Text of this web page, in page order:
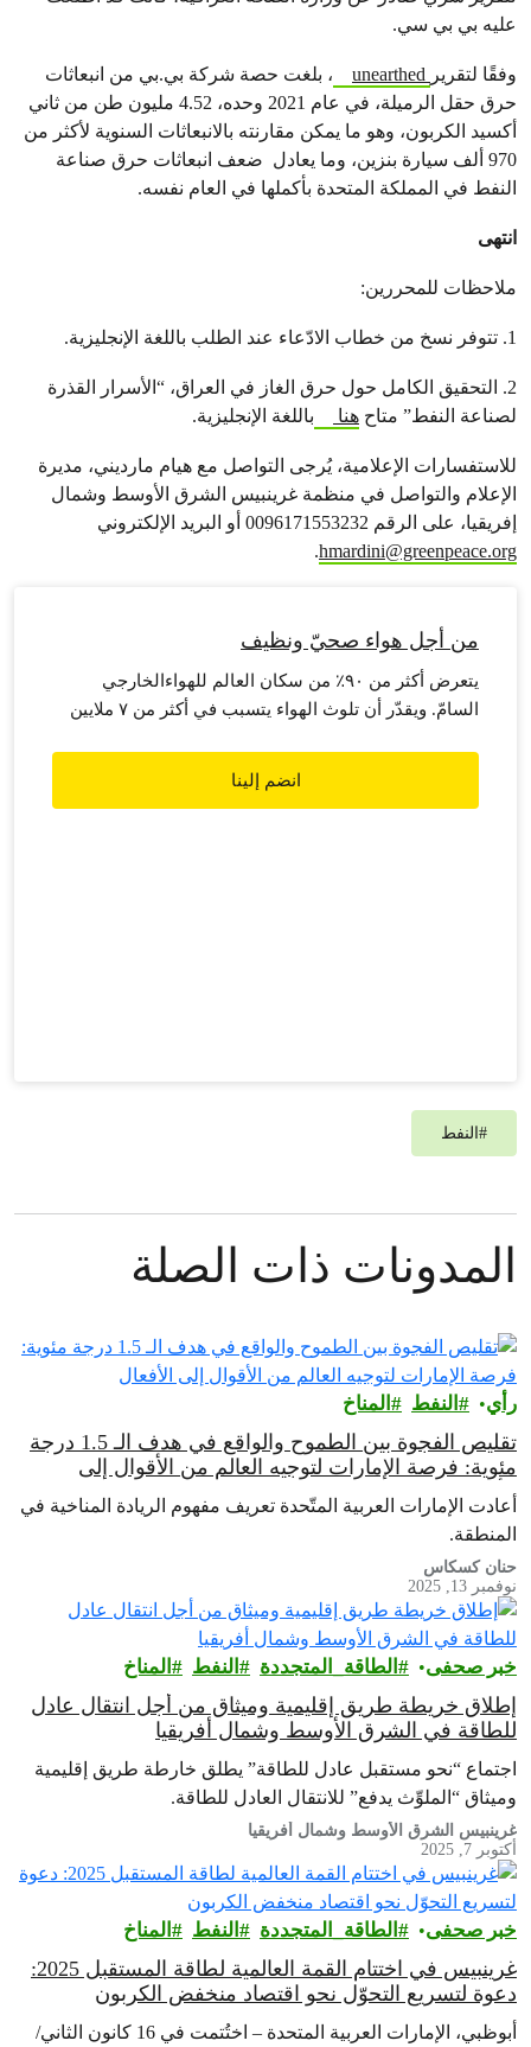
عليه بي بي سي.
وفقًا لتقرير
، بلغت حصة شركة بي.بي من انبعاثات
حرق حقل الرميلة، في عام 2021 وحده، 4.52 مليون طن من ثاني
أكسيد الكربون، وهو ما يمكن مقارنته بالانبعاثات السنوية لأكثر من
970 ألف سيارة بنزين، وما يعادل ضعف انبعاثات حرق صناعة
النفط في المملكة المتحدة بأكملها في العام نفسه.
انتهى
ملاحظات للمحررين:
1. تتوفر نسخ من خطاب الادّعاء عند الطلب باللغة الإنجليزية.
2. التحقيق الكامل حول حرق الغاز في العراق، “الأسرار القذرة
لصناعة النفط” متاح هنا باللغة الإنجليزية.
للاستفسارات الإعلامية، يُرجى التواصل مع هيام مارديني، مديرة
الإعلام والتواصل في منظمة غرينبيس الشرق الأوسط وشمال
إفريقيا، على الرقم 0096171553232 أو البريد الإلكتروني
hmardini@greenpeace.org
.
من أجل هواء صحيّ ونظيف
يتعرض أكثر من ٩٠٪ من سكان العالم للهواءالخارجي
السامّ. ويقدّر أن تلوث الهواء يتسبب في أكثر من ٧ ملايين
انضم إلينا
# النفط
المدونات ذات الصلة
رأي‎ النفط المناخ
تقليص الفجوة بين الطموح والواقع في هدف الـ 1.5 درجة
مئوية: فرصة الإمارات لتوجيه العالم من الأقوال إلى
الأفعال
أعادت الإمارات العربية المتّحدة تعريف مفهوم الريادة المناخية في
المنطقة.
حنان كسكاس
نوفمبر 13, 2025
خبر صحفى الطاقة_المتجددة النفط المناخ
إطلاق خريطة طريق إقليمية وميثاق من أجل انتقال عادل
للطاقة في الشرق الأوسط وشمال أفريقيا
اجتماع “نحو مستقبل عادل للطاقة” يطلق خارطة طريق إقليمية
وميثاق “الملوِّث يدفع” للانتقال العادل للطاقة.
غرينبيس الشرق الأوسط وشمال أفريقيا
أكتوبر 7, 2025
خبر صحفى الطاقة_المتجددة النفط المناخ
غرينبيس في اختتام القمة العالمية لطاقة المستقبل 2025:
دعوة لتسريع التحوّل نحو اقتصاد منخفض الكربون
أبوظبي، الإمارات العربية المتحدة – اختُتمت في 16 كانون الثاني/